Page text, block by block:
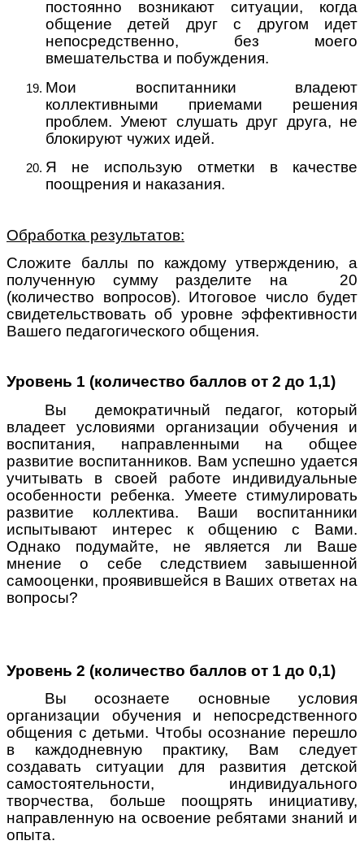
постоянно возникают ситуации, когда
общение детей друг с другом идет
непосредственно, без моего
вмешательства и побуждения.
Мои воспитанники владеют
коллективными приемами решения
проблем. Умеют слушать друг друга, не
блокируют чужих идей.
Я не использую отметки в качестве
поощрения и наказания.
Обработка результатов:
Сложите баллы по каждому утверждению, а
полученную сумму разделите на 20
(количество вопросов). Итоговое число будет
свидетельствовать об уровне эффективности
Вашего педагогического общения.
Уровень 1 (количество баллов от 2 до 1,1)
Вы демократичный педагог, который
владеет условиями организации обучения и
воспитания, направленными на общее
развитие воспитанников. Вам успешно удается
учитывать в своей работе индивидуальные
особенности ребенка. Умеете стимулировать
развитие коллектива. Ваши воспитанники
испытывают интерес к общению с Вами.
Однако подумайте, не является ли Ваше
мнение о себе следствием завышенной
самооценки, проявившейся в Ваших ответах на
вопросы?
Уровень 2 (количество баллов от 1 до 0,1)
Вы осознаете основные условия
организации обучения и непосредственного
общения с детьми. Чтобы осознание перешло
в каждодневную практику, Вам следует
создавать ситуации для развития детской
самостоятельности, индивидуального
творчества, больше поощрять инициативу,
направленную на освоение ребятами знаний и
опыта.